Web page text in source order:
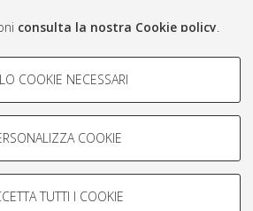
consulta la nostra Cookie policy
-
per analizzare le caratteristiche della
creare profili in base al loro comportamento
COOKIE NECESSARI
COOKIE
TUTTI I COOKIE
sito